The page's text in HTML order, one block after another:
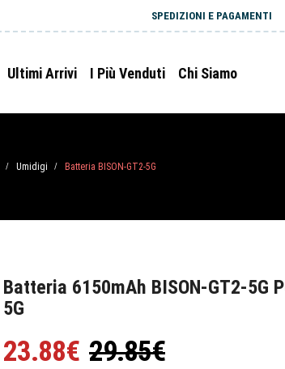
SPEDIZIONI E PAGAMENTI
Ultimi Arrivi I Più Venduti Chi Siamo
/ Umidigi / Batteria BISON-GT2-5G
Batteria 6150mAh BISON-GT2-5G
5G
23.88€ 29.85€